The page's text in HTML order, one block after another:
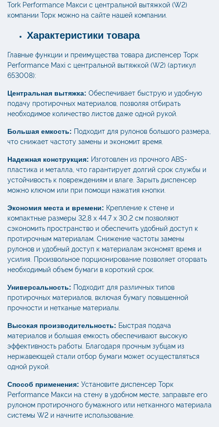
Tork Performance Макси с центральной вытяжкой (W2)
компании Торк можно на сайте нашей компании.
Характеристики товара
Главные функции и преимущества товара диспенсер Торк
Performance Maxi с центральной вытяжкой (W2) (артикул
653008):
Центральная вытяжка: Обеспечивает быструю и удобную
подачу протирочных материалов, позволяя отбирать
необходимое количество листов даже одной рукой.
Большая емкость: Подходит для рулонов большого размера,
что снижает частоту замены и экономит время.
Надежная конструкция: Изготовлен из прочного ABS-
пластика и металла, что гарантирует долгий срок службы и
устойчивость к повреждениям и влаге. Зарыть диспенсер
можно ключом или при помощи нажатия кнопки.
Экономия места и времени: Крепление к стене и
компактные размеры 32,8 х 44,7 х 30,2 см позволяют
сэкономить пространство и обеспечить удобный доступ к
протирочным материалам. Снижение частоты замены
рулонов и удобный доступ к материалам экономят время и
усилия. Произвольное порционирование позволяет оторвать
необходимый объем бумаги в короткий срок.
Универсальность: Подходит для различных типов
протирочных материалов, включая бумагу повышенной
прочности и нетканые материалы.
Высокая производительность: Быстрая подача
материалов и большая емкость обеспечивают высокую
эффективность работы. Благодаря прочным зубцам из
нержавеющей стали отбор бумаги может осуществляться
одной рукой.
Способ применения: Установите диспенсер Торк
Performance Макси на стену в удобном месте, заправьте его
рулоном протирочного бумажного или нетканного материала
системы W2 и начните использование.